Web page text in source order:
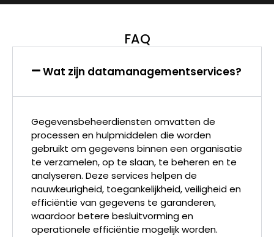
FAQ
Wat zijn datamanagementservices?
Gegevensbeheerdiensten omvatten de
processen en hulpmiddelen die worden
gebruikt om gegevens binnen een organisatie
te verzamelen, op te slaan, te beheren en te
analyseren. Deze services helpen de
nauwkeurigheid, toegankelijkheid, veiligheid en
efficiëntie van gegevens te garanderen,
waardoor betere besluitvorming en
operationele efficiëntie mogelijk worden.